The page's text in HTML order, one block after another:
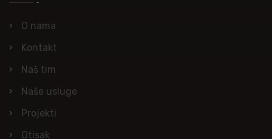
O nama
Kontakt
Naš tim
Naše usluge
Projekti
Otisak